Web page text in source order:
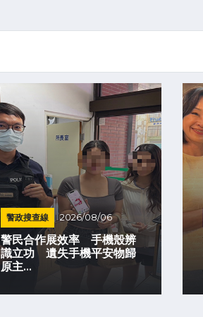
警政搜查線 2026/08/06
警民合作展效率 手機殼辨
識立功 遺失手機平安物歸
原主...